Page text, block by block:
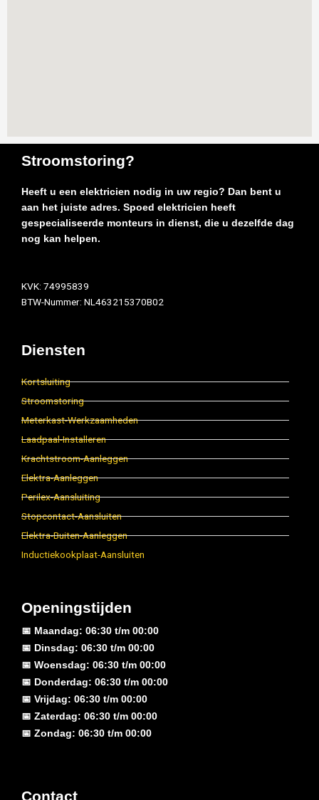
Stroomstoring?
Heeft u een elektricien nodig in uw regio? Dan bent u
aan het juiste adres. Spoed elektricien heeft
gespecialiseerde monteurs in dienst, die u dezelfde dag
nog kan helpen.
KVK: 74995839
BTW-Nummer: NL463215370B02
Diensten
Kortsluiting
Stroomstoring
Meterkast-Werkzaamheden
Laadpaal-Installeren
Krachtstroom-Aanleggen
Elektra-Aanleggen
Perilex-Aansluiting
Stopcontact-Aansluiten
Elektra-Buiten-Aanleggen
Inductiekookplaat-Aansluiten
Openingstijden
📅 Maandag: 06:30 t/m 00:00
📅 Dinsdag: 06:30 t/m 00:00
📅 Woensdag: 06:30 t/m 00:00
📅 Donderdag: 06:30 t/m 00:00
📅 Vrijdag: 06:30 t/m 00:00
📅 Zaterdag: 06:30 t/m 00:00
📅 Zondag: 06:30 t/m 00:00
Contact